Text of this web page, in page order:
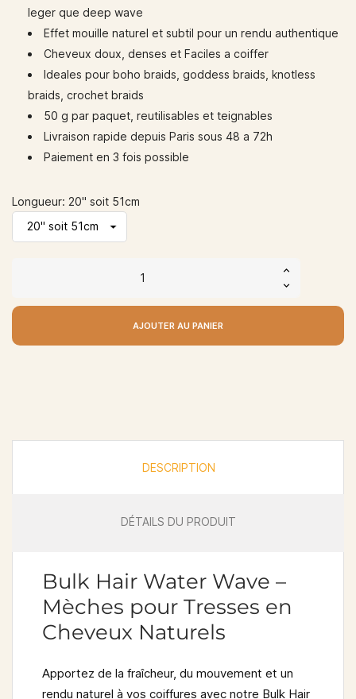
leger que deep wave
Effet mouille naturel et subtil pour un rendu authentique
Cheveux doux, denses et Faciles a coiffer
Ideales pour boho braids, goddess braids, knotless
braids, crochet braids
50 g par paquet, reutilisables et teignables
Livraison rapide depuis Paris sous 48 a 72h
Paiement en 3 fois possible
Longueur: 20" soit 51cm
AJOUTER AU PANIER
DESCRIPTION
DÉTAILS DU PRODUIT
Bulk Hair Water Wave –
Mèches pour Tresses en
Cheveux Naturels
Apportez de la fraîcheur, du mouvement et un
rendu naturel à vos coiffures avec notre Bulk Hair